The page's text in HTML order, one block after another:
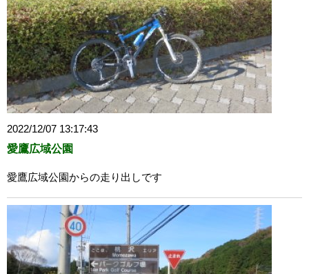
2022/12/07 13:17:43
愛鷹広域公園
愛鷹広域公園からの走り出しです